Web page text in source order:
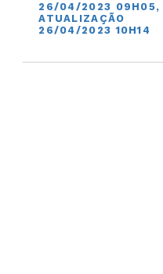
26/04/2023 09H05,
ATUALIZAÇÃO
26/04/2023 10H14